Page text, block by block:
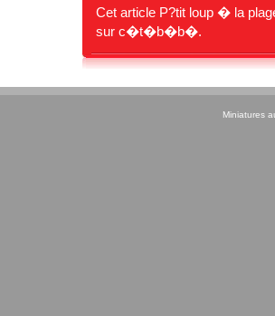
Cet article P?tit loup � la
sur c�t�b�b�.
Miniatures